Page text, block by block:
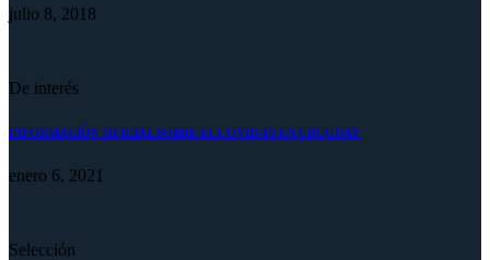
julio 8, 2018
De interés
INFORMACIÓN OFICIAL SOBRE EL COVID-19 EN URUGUAY
enero 6, 2021
Selección